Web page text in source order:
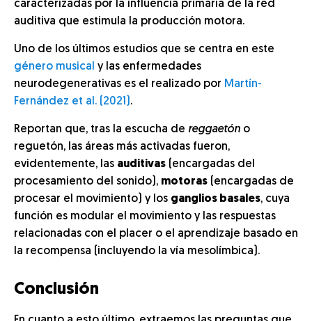
caracterizadas por la influencia primaria de la red
auditiva que estimula la producción motora.
Uno de los últimos estudios que se centra en este
género musical y las enfermedades
neurodegenerativas es el realizado por Martín-
Fernández et al. (2021).
Reportan que, tras la escucha de reggaetón o
reguetón, las áreas más activadas fueron,
evidentemente, las auditivas (encargadas del
procesamiento del sonido), motoras (encargadas de
procesar el movimiento) y los ganglios basales, cuya
función es modular el movimiento y las respuestas
relacionadas con el placer o el aprendizaje basado en
la recompensa (incluyendo la vía mesolímbica).
Conclusión